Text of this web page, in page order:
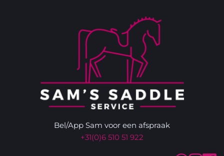
Bel/App Sam voor een afspraak
+31(0)6 510 51 922